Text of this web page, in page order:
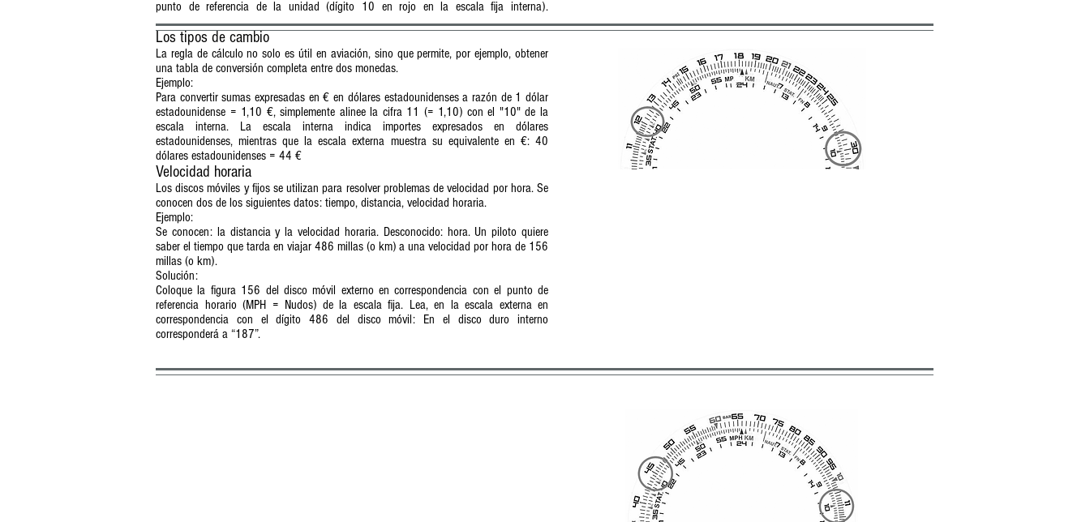
punto de referencia de la unidad (dígito 10 en rojo en la escala fija interna).
Calculadora aeronáutica | Relojes Antikythera
Los tipos de cambio
La regla de cálculo no solo es útil en aviación, sino que permite, por ejemplo, obtener
una tabla de conversión completa entre dos monedas.
Ejemplo:
Para convertir sumas expresadas en € en dólares estadounidenses a razón de 1 dólar
estadounidense = 1,10 €, simplemente alinee la cifra 11 (= 1,10) con el "10" de la
escala interna. La escala interna indica importes expresados ​​en dólares
estadounidenses, mientras que la escala externa muestra su equivalente en €: 40
dólares estadounidenses = 44 €
Velocidad horaria
Los discos móviles y fijos se utilizan para resolver problemas de velocidad por hora. Se
conocen dos de los siguientes datos: tiempo, distancia, velocidad horaria.
Ejemplo:
Se conocen: la distancia y la velocidad horaria. Desconocido: hora. Un piloto quiere
saber el tiempo que tarda en viajar 486 millas (o km) a una velocidad por hora de 156
millas (o km).
Solución:
Coloque la figura 156 del disco móvil externo en correspondencia con el punto de
referencia horario (MPH = Nudos) de la escala fija. Lea, en la escala externa en
correspondencia con el dígito 486 del disco móvil: En el disco duro interno
corresponderá a “187”.